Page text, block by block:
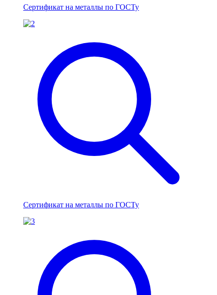
Сертификат на металлы по ГОСТу
Сертификат на металлы по ГОСТу